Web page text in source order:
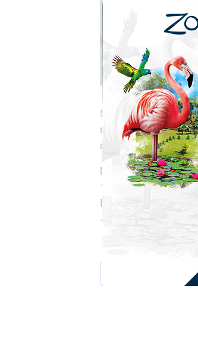
Situé au cœur de
nous invite à
cette époque.
Musée d’Histoire et
10 bd Général de
Lundi , Mercredi,
+ 596 596 72 81 87
AJOUTER AU